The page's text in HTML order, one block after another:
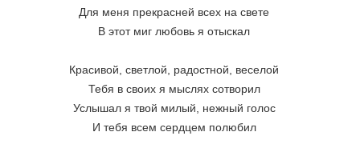
Для меня прекрасней всех на свете
В этот миг любовь я отыскал
Красивой, светлой, радостной, веселой
Тебя в своих я мыслях сотворил
Услышал я твой милый, нежный голос
И тебя всем сердцем полюбил